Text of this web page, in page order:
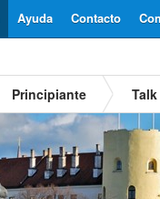
Contacto
Ayuda
Principiante